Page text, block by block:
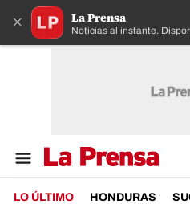
× La Prensa
Noticias al instante.
LO ÚLTIMO HONDURAS